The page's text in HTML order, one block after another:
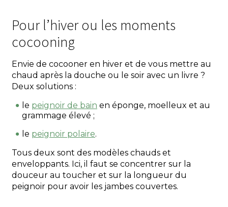
Pour l’hiver ou les moments
cocooning
Envie de cocooner en hiver et de vous mettre au
chaud après la douche ou le soir avec un livre ?
Deux solutions :
le peignoir de bain en éponge, moelleux et au
grammage élevé ;
le peignoir polaire.
Tous deux sont des modèles chauds et
enveloppants. Ici, il faut se concentrer sur la
douceur au toucher et sur la longueur du
peignoir pour avoir les jambes couvertes.